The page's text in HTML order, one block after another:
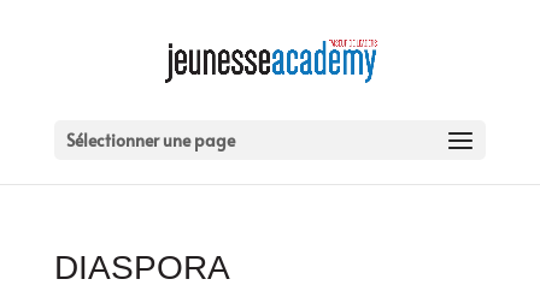
Sélectionner une page
DIASPORA